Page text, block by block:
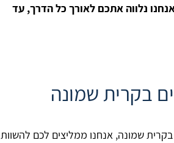
נלווה אתכם לאורך כל הדרך, עד
בקרית שמונה
שמונה, אנחנו ממליצים לכם להשוות